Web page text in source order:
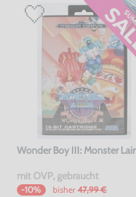
Wonder Boy III: Monster Lair
mit OVP, gebraucht
-10% bisher 47,99 €